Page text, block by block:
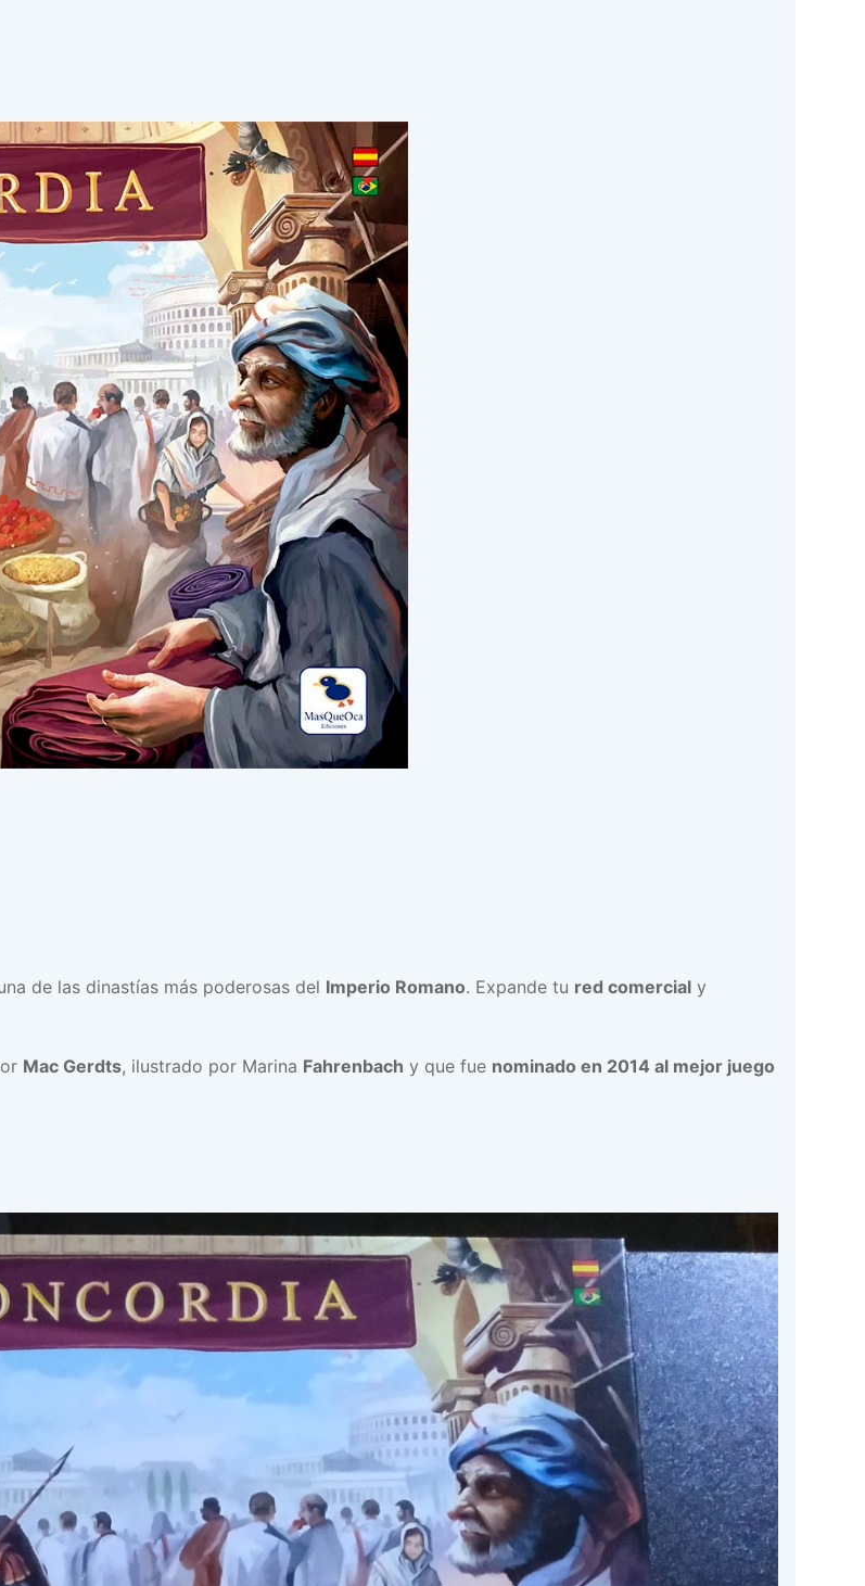
de las dinastías más poderosas del Imperio Romano. Expande tu red comercial y
Mac Gerdts, ilustrado por Marina Fahrenbach y que fue nominado en 2014 al mejor juego